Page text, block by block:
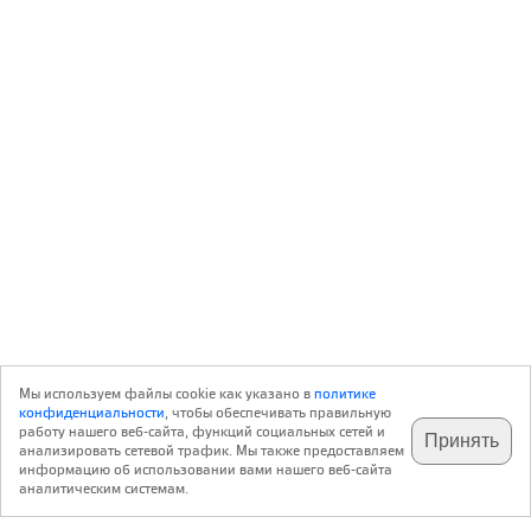
подпишитесь на наш
телеграм @archi_ru
✕
с 20 июля 1999 г.
Мы используем файлы cookie как указано вполитике
конфиденциальности, чтобы обеспечивать правильную
работу нашего веб-сайта, функций социальных сетей и
анализировать сетевой трафик. Мы также предоставляем
информацию об использовании вами нашего веб-сайта
аналитическим системам.
Принять